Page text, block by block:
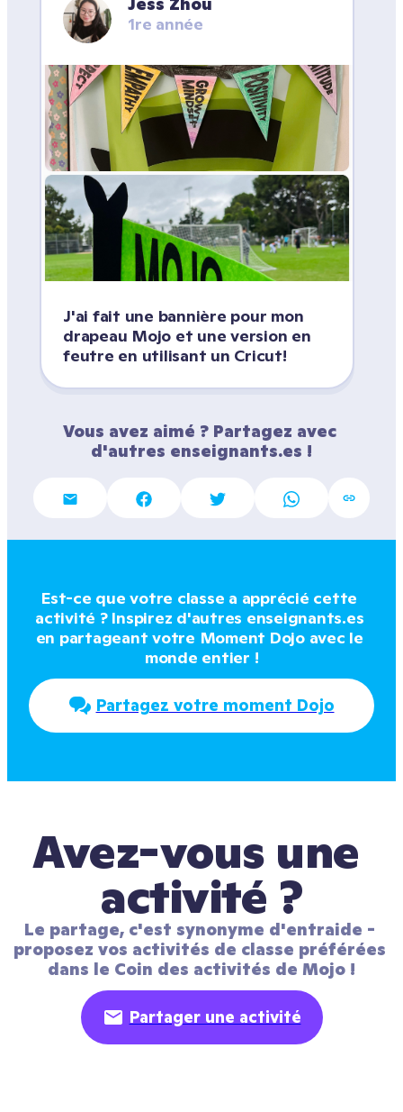
1re année
J'ai fait une bannière pour mon
drapeau Mojo et une version en
feutre en utilisant un Cricut!
Vous avez aimé ? Partagez avec
d'autres enseignants.es !
Est-ce que votre classe a apprécié cette
activité ? Inspirez d'autres enseignants.es
en partageant votre Moment Dojo avec le
monde entier !
Partagez votre moment Dojo
Avez-vous une
activité ?
Le partage, c'est synonyme d'entraide -
proposez vos activités de classe préférées
dans le Coin des activités de Mojo !
Partager une activité